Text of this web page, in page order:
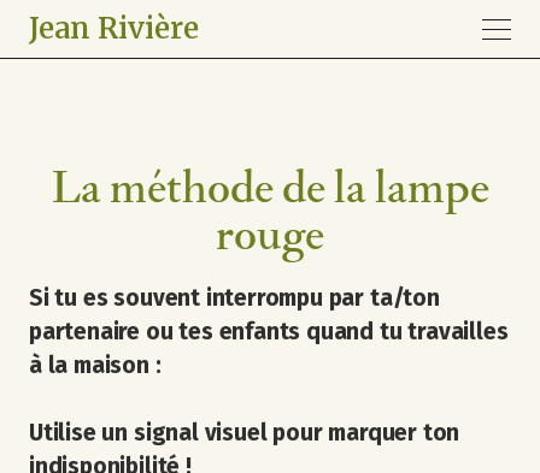
Jean Rivière
La méthode de la lampe
rouge
Si tu es souvent interrompu par ta/ton
partenaire ou tes enfants quand tu travailles
à la maison :
Utilise un signal visuel pour marquer ton
indisponibilité !